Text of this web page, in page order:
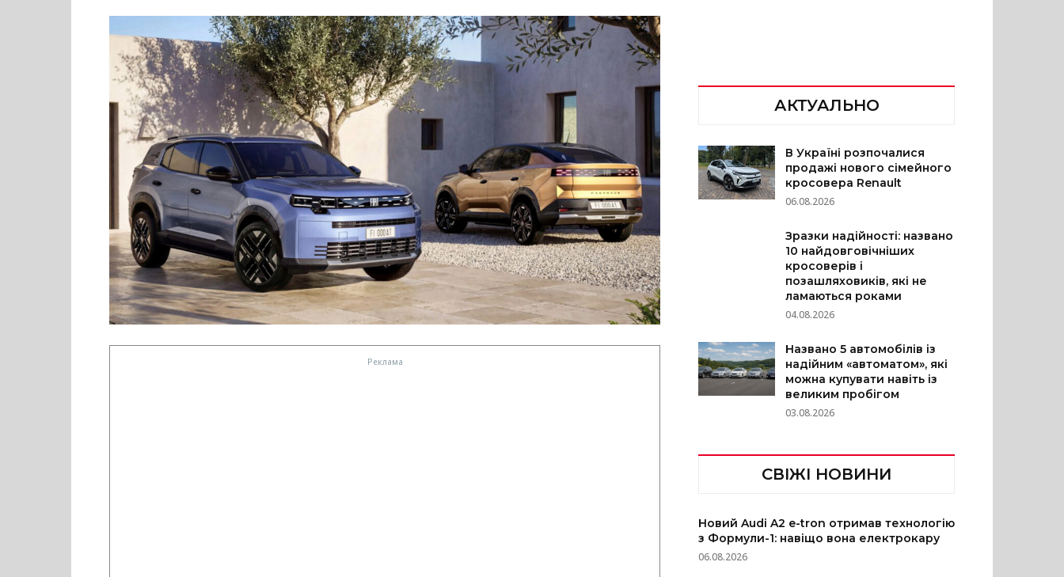
АКТУАЛЬНО
В Україні розпочалися
продажі нового сімейного
кросовера Renault
06.08.2026
Зразки надійності: названо
10 найдовговічніших
кросоверів і
позашляховиків, які не
ламаються роками
04.08.2026
Названо 5 автомобілів із
надійним «автоматом», які
можна купувати навіть із
великим пробігом
03.08.2026
СВІЖІ НОВИНИ
Новий Audi A2 e-tron отримав технологію
з Формули-1: навіщо вона електрокару
06.08.2026